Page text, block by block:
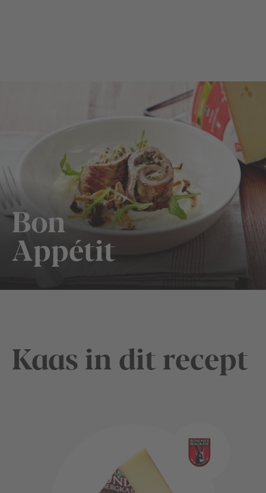
Bon
Appétit
Kaas in dit recept